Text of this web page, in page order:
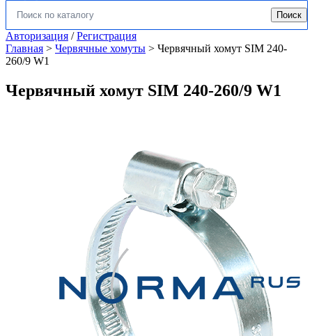
Искать: Поиск
Авторизация /Регистрация
Главная > Червячные хомуты > Червячный хомут SIM 240-
260/9 W1
Червячный хомут SIM 240-260/9 W1